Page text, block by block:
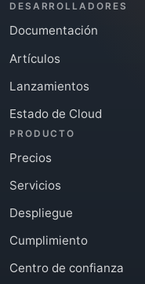
DESARROLLADORES
Documentación
Artículos
Lanzamientos
Estado de Cloud
PRODUCTO
Precios
Servicios
Despliegue
Cumplimiento
Centro de confianza